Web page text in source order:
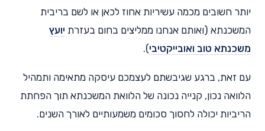
יותר חשובים מכמה עשיריות אחוז לכאן או לשם בריבית
המשכנתא (ואותם אנחנו ממליצים בחום בעזרת יועץ
משכנתא טוב ואובייקטיבי).
עם זאת, ברגע שגיבשתם לעצמכם עיסקה מתאימה ותמהיל
הלוואה נכון, קנייה נכונה של הלוואת המשכנתא תוך הפחתת
הריביות יכולה לחסוך סכומים משמעותיים לאורך השנים.